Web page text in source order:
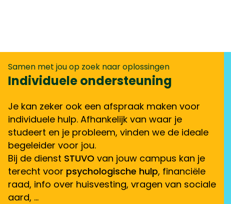
Samen met jou op zoek naar oplossingen
Individuele ondersteuning
Je kan zeker ook een afspraak maken voor
individuele hulp. Afhankelijk van waar je
studeert en je probleem, vinden we de ideale
begeleider voor jou.
Bij de dienst STUVO van jouw campus kan je
terecht voor psychologische hulp, financiële
raad, info over huisvesting, vragen van sociale
aard, …